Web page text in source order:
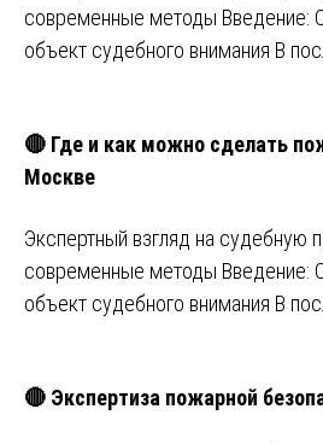
современные методы Введение:
объект судебного внимания В
🔴 Где и как можно сделать
Москве
Экспертный взгляд на судебную
современные методы Введение:
объект судебного внимания В
🔴 Экспертиза пожарной